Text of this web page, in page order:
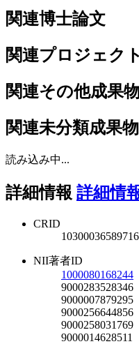
関連博士論文
関連プロジェクト
関連その他成果
関連未分類成果物
読み込み中...
詳細情報 詳細情
CRID
NII著者ID
1000080168244
9000283528346
9000007879295
9000256644856
9000258031769
9000014628511